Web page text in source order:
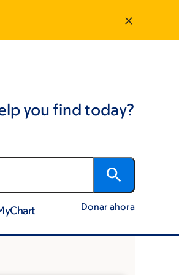
you find today?
Donar ahora